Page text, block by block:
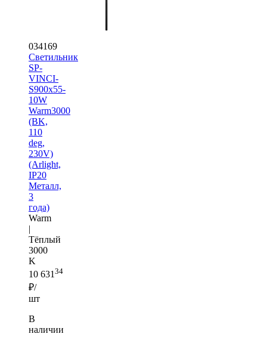
034169
Светильник
SP-
VINCI-
S900x55-
10W
Warm3000
(BK,
110
deg,
230V)
(Arlight,
IP20
Металл,
3
года)
Warm
|
Тёплый
3000
K
10 63134
₽/
шт
В
наличии